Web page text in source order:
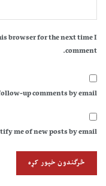
browser for the next time I
comment.
up comments by email.
me of new posts by email.